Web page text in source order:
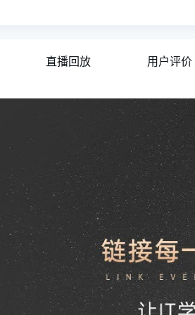
直播回放 用户评价